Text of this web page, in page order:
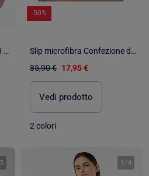
Slip microfibra confezione 3 pezzi
-50%
Slip microfibra Confezione da 3 Donna
35,90 € 17,95 €
Vedi prodotto
2 colori
5 1 /4